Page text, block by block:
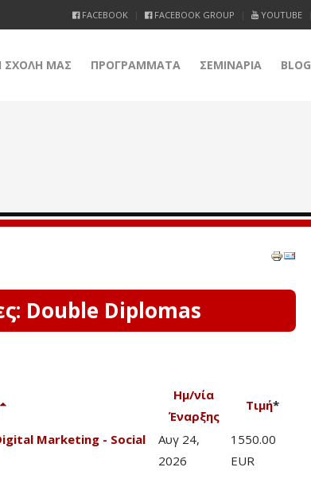
FACEBOOK FACEBOOK GROUP YOUTUBE
ΣΧΟΛΗ ΜΑΣ ΠΡΟΓΡΑΜΜΑΤΑ ΣΕΜΙΝΑΡΙΑ BLOG
Double Diplomas
Ημ/νία
Έναρξης
Τιμή*
Marketing - Social
Αυγ 24,
2026
1550.00
EUR